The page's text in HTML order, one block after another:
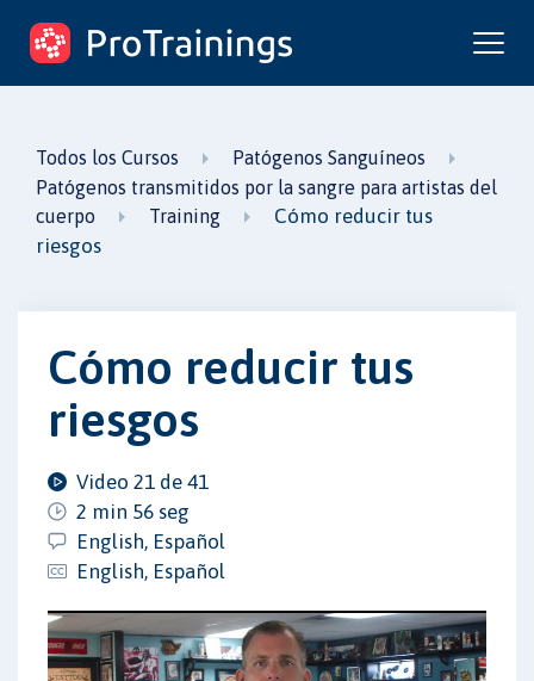
ProTrainings.com
un curso de ProTrainings
Todos los Cursos
Patógenos Sanguíneos
Patógenos transmitidos por la sangre para artistas del
cuerpo
Training
Cómo reducir tus
riesgos
Cómo reducir tus
riesgos
Video 21 de 41
2 min 56 seg
English, Español
English, Español